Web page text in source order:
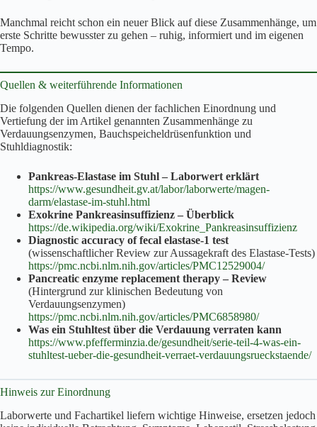
Manchmal reicht schon ein neuer Blick auf diese Zusammenhänge, um
erste Schritte bewusster zu gehen – ruhig, informiert und im eigenen
Tempo.
Quellen & weiterführende Informationen
Die folgenden Quellen dienen der fachlichen Einordnung und
Vertiefung der im Artikel genannten Zusammenhänge zu
Verdauungsenzymen, Bauchspeicheldrüsenfunktion und
Stuhldiagnostik:
Pankreas-Elastase im Stuhl – Laborwert erklärt
https://www.gesundheit.gv.at/labor/laborwerte/magen-
darm/elastase-im-stuhl.html
Exokrine Pankreasinsuffizienz – Überblick
https://de.wikipedia.org/wiki/Exokrine_Pankreasinsuffizienz
Diagnostic accuracy of fecal elastase-1 test
(wissenschaftlicher Review zur Aussagekraft des Elastase-Tests)
https://pmc.ncbi.nlm.nih.gov/articles/PMC12529004/
Pancreatic enzyme replacement therapy – Review
(Hintergrund zur klinischen Bedeutung von
Verdauungsenzymen)
https://pmc.ncbi.nlm.nih.gov/articles/PMC6858980/
Was ein Stuhltest über die Verdauung verraten kann
https://www.pfefferminzia.de/gesundheit/serie-teil-4-was-ein-
stuhltest-ueber-die-gesundheit-verraet-verdauungsrueckstaende/
Hinweis zur Einordnung
Laborwerte und Fachartikel liefern wichtige Hinweise, ersetzen jedoch